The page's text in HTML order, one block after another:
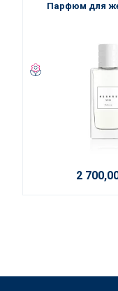
Парфюм для
2